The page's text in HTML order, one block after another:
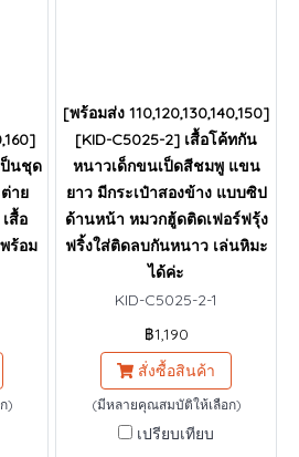
ป็นชุด
าย
สื้อ
ร้อม
)
[พร้อมส่ง 110,120,130,140,150]
[KID-C5025-2] เสื้อโค้ทกัน
หนาวเด็กขนเป็ดสีชมพู แขน
ยาว มีกระเป๋าสองข้าง แบบซิป
ด้านหน้า หมวกฮู้ดติดเฟอร์ฟรุ้ง
ฟริ้งใส่ติดลบกันหนาว เล่นหิมะ
ได้ค่ะ
KID-C5025-2-1
฿1,190
สั่งซื้อสินค้า
(มีหลายคุณสมบัติให้เลือก)
เปรียบเทียบ